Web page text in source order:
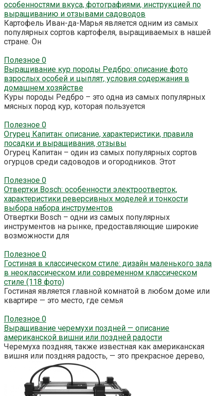
особенностями вкуса, фотографиями, инструкцией по
выращиванию и отзывами садоводов
Картофель Иван-да-Марья является одним из самых
популярных сортов картофеля, выращиваемых в нашей
стране. Он
Полезное 0
Выращивание кур породы Редбро: описание фото
взрослых особей и цыплят, условия содержания в
домашнем хозяйстве
Куры породы Редбро – это одна из самых популярных
мясных пород кур, которая пользуется
Полезное 0
Огурец Капитан: описание, характеристики, правила
посадки и выращивания, отзывы
Огурец Капитан – один из самых популярных сортов
огурцов среди садоводов и огородников. Этот
Полезное 0
Отвертки Bosch: особенности электроотверток,
характеристики реверсивных моделей и тонкости
выбора набора инструментов
Отвертки Bosch – одни из самых популярных
инструментов на рынке, предоставляющие широкие
возможности для
Полезное 0
Гостиная в классическом стиле: дизайн маленького зала
в неоклассическом или современном классическом
стиле (118 фото)
Гостиная является главной комнатой в любом доме или
квартире — это место, где семья
Полезное 0
Выращивание черемухи поздней — описание
американской вишни или поздней радости
Черемуха поздняя, также известная как американская
вишня или поздняя радость, — это прекрасное дерево,